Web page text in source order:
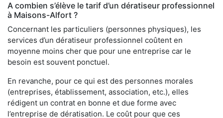
A combien s’élève le tarif d’un dératiseur professionnel
à Maisons-Alfort ?
Concernant les particuliers (personnes physiques), les
services d’un dératiseur professionnel coûtent en
moyenne moins cher que pour une entreprise car le
besoin est souvent ponctuel.
En revanche, pour ce qui est des personnes morales
(entreprises, établissement, association, etc.), elles
rédigent un contrat en bonne et due forme avec
l’entreprise de dératisation. Le coût pour que ces